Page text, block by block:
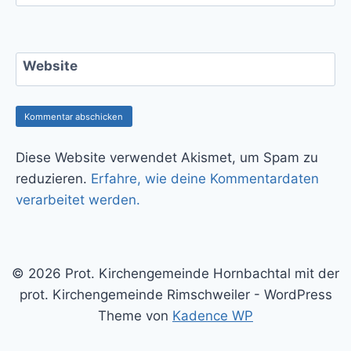
Website
Diese Website verwendet Akismet, um Spam zu
reduzieren. Erfahre, wie deine Kommentardaten
verarbeitet werden.
© 2026 Prot. Kirchengemeinde Hornbachtal mit der
prot. Kirchengemeinde Rimschweiler - WordPress
Theme von Kadence WP